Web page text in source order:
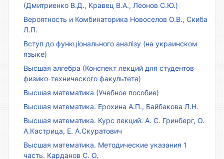
(Дмитриенко В.Д., Кравец В.А., Леонов С.Ю.)
Вероятность и Комбинаторика Новоселов О.В., Скиба
Л.П.
Вступ до функціонального аналізу (на украинском
языке)
Высшая алгебра (Конспект лекций для студентов
физико-технического факультета)
Высшая математика (Учебное пособие)
Высшая математика. Ерохина А.П., Байбакова Л.Н.
Высшая математика. Курс лекций. А. С. Гринберг, О.
А.Кастрица, Е. А.Скуратович
Высшая математика. Методические указания 1
часть. Карданов С. О.